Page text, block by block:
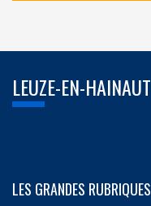
LEUZE-EN-HAINAUT
LES GRANDES RUBRIQUES